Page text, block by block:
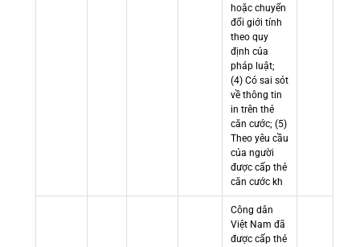
hoặc chuyển
đổi giới tính
theo quy
định của
pháp luật;
(4) Có sai sót
về thông tin
in trên thẻ
căn cước; (5)
Theo yêu cầu
của người
được cấp thẻ
căn cước kh
Công dân
Việt Nam đã
được cấp thẻ